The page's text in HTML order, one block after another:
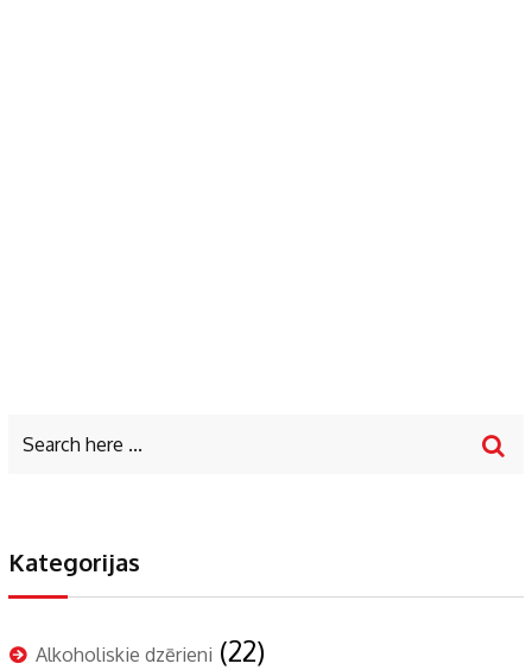
Kategorijas
Alkoholiskie dzērieni (22)